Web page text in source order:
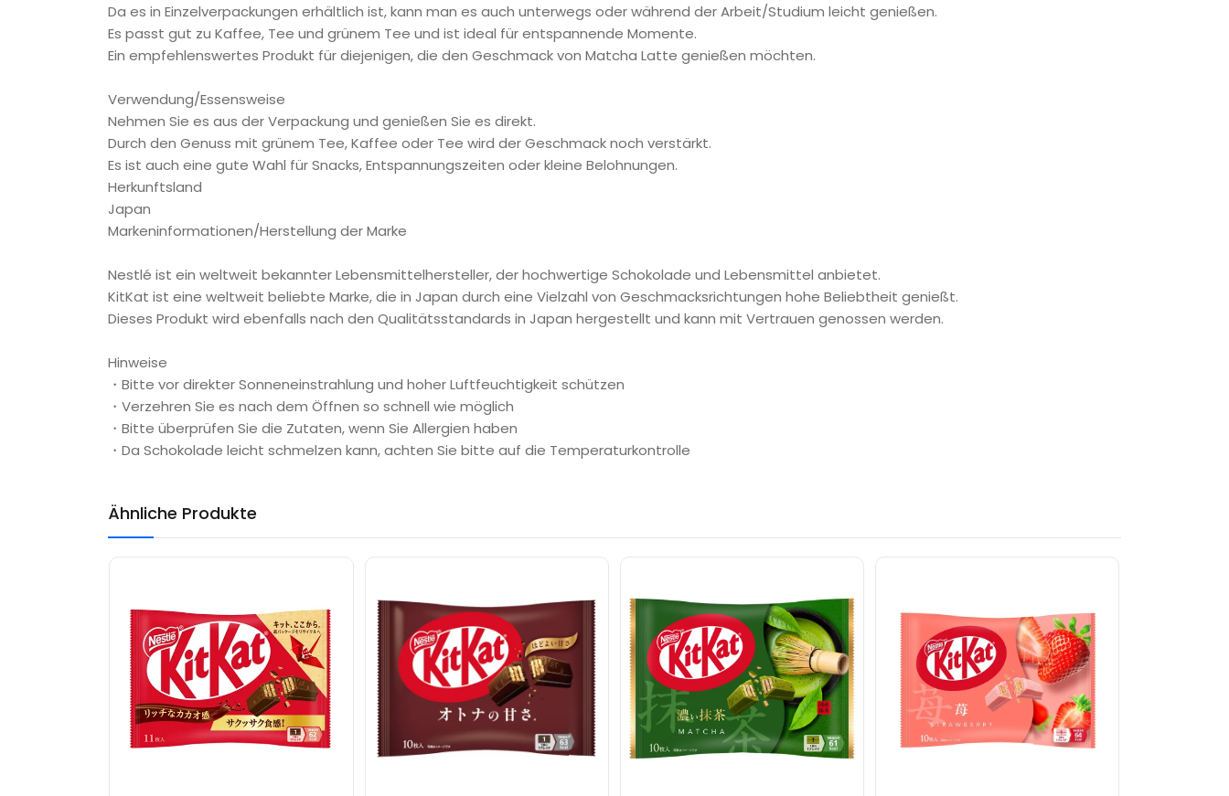
Da es in Einzelverpackungen erhältlich ist, kann man es auch unterwegs oder während der Arbeit/Studium leicht genießen.
Es passt gut zu Kaffee, Tee und grünem Tee und ist ideal für entspannende Momente.
Ein empfehlenswertes Produkt für diejenigen, die den Geschmack von Matcha Latte genießen möchten.
Verwendung/Essensweise
Nehmen Sie es aus der Verpackung und genießen Sie es direkt.
Durch den Genuss mit grünem Tee, Kaffee oder Tee wird der Geschmack noch verstärkt.
Es ist auch eine gute Wahl für Snacks, Entspannungszeiten oder kleine Belohnungen.
Herkunftsland
Japan
Markeninformationen/Herstellung der Marke
Nestlé ist ein weltweit bekannter Lebensmittelhersteller, der hochwertige Schokolade und Lebensmittel anbietet.
KitKat ist eine weltweit beliebte Marke, die in Japan durch eine Vielzahl von Geschmacksrichtungen hohe Beliebtheit genießt.
Dieses Produkt wird ebenfalls nach den Qualitätsstandards in Japan hergestellt und kann mit Vertrauen genossen werden.
Hinweise
・Bitte vor direkter Sonneneinstrahlung und hoher Luftfeuchtigkeit schützen
・Verzehren Sie es nach dem Öffnen so schnell wie möglich
・Bitte überprüfen Sie die Zutaten, wenn Sie Allergien haben
・Da Schokolade leicht schmelzen kann, achten Sie bitte auf die Temperaturkontrolle
Ähnliche Produkte